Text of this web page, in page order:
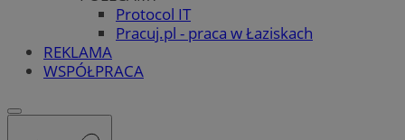
Protocol IT
Pracuj.pl - praca w Łaziskach
REKLAMA
WSPÓŁPRACA